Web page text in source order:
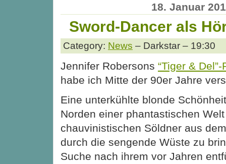
18. Januar
Sword-Dancer als
Category: News – Darkstar – 19:30
Jennifer Robersons “Tiger &
habe ich Mitte der 90er Jahre
Eine unterkühlte blonde
Norden einer phantastischen
chauvinistischen Söldner aus
durch die sengende Wüste zu
Suche nach ihrem vor Jahren